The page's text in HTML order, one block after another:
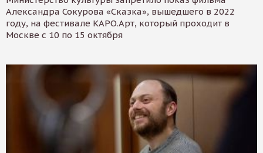
Александра Сокурова «Сказка», вышедшего в 2022
году, на фестивале КАРО.Арт, который проходит в
Москве с 10 по 15 октября